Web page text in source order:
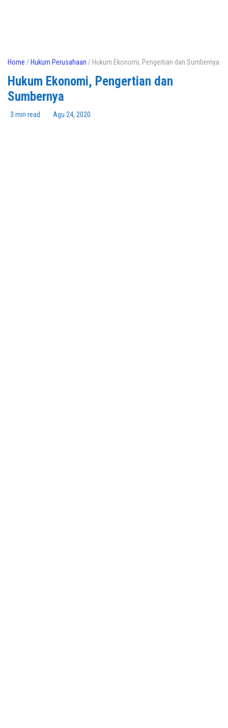
Home / Hukum Perusahaan / Hukum Ekonomi, Pengertian dan Sumbernya
Hukum Ekonomi, Pengertian dan
Sumbernya
3 min read Agu 24, 2020